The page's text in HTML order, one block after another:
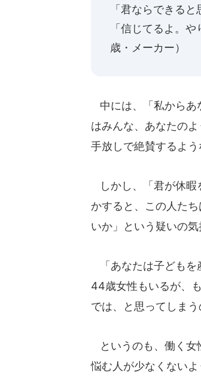
「君ならできる
「信じてるよ。
歳・メーカー）
中には、「私からあ
はみんな、あなたの
手放しで絶賛するよう
しかし、「君が休暇
かすると、この人た
いか」という疑いの気
「あなたは子どもを
44歳女性もいるが、
では、と思ってしまう
というのも、働く女
悩む人が少なくないよ